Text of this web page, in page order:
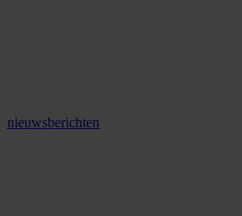
nieuwsberichten